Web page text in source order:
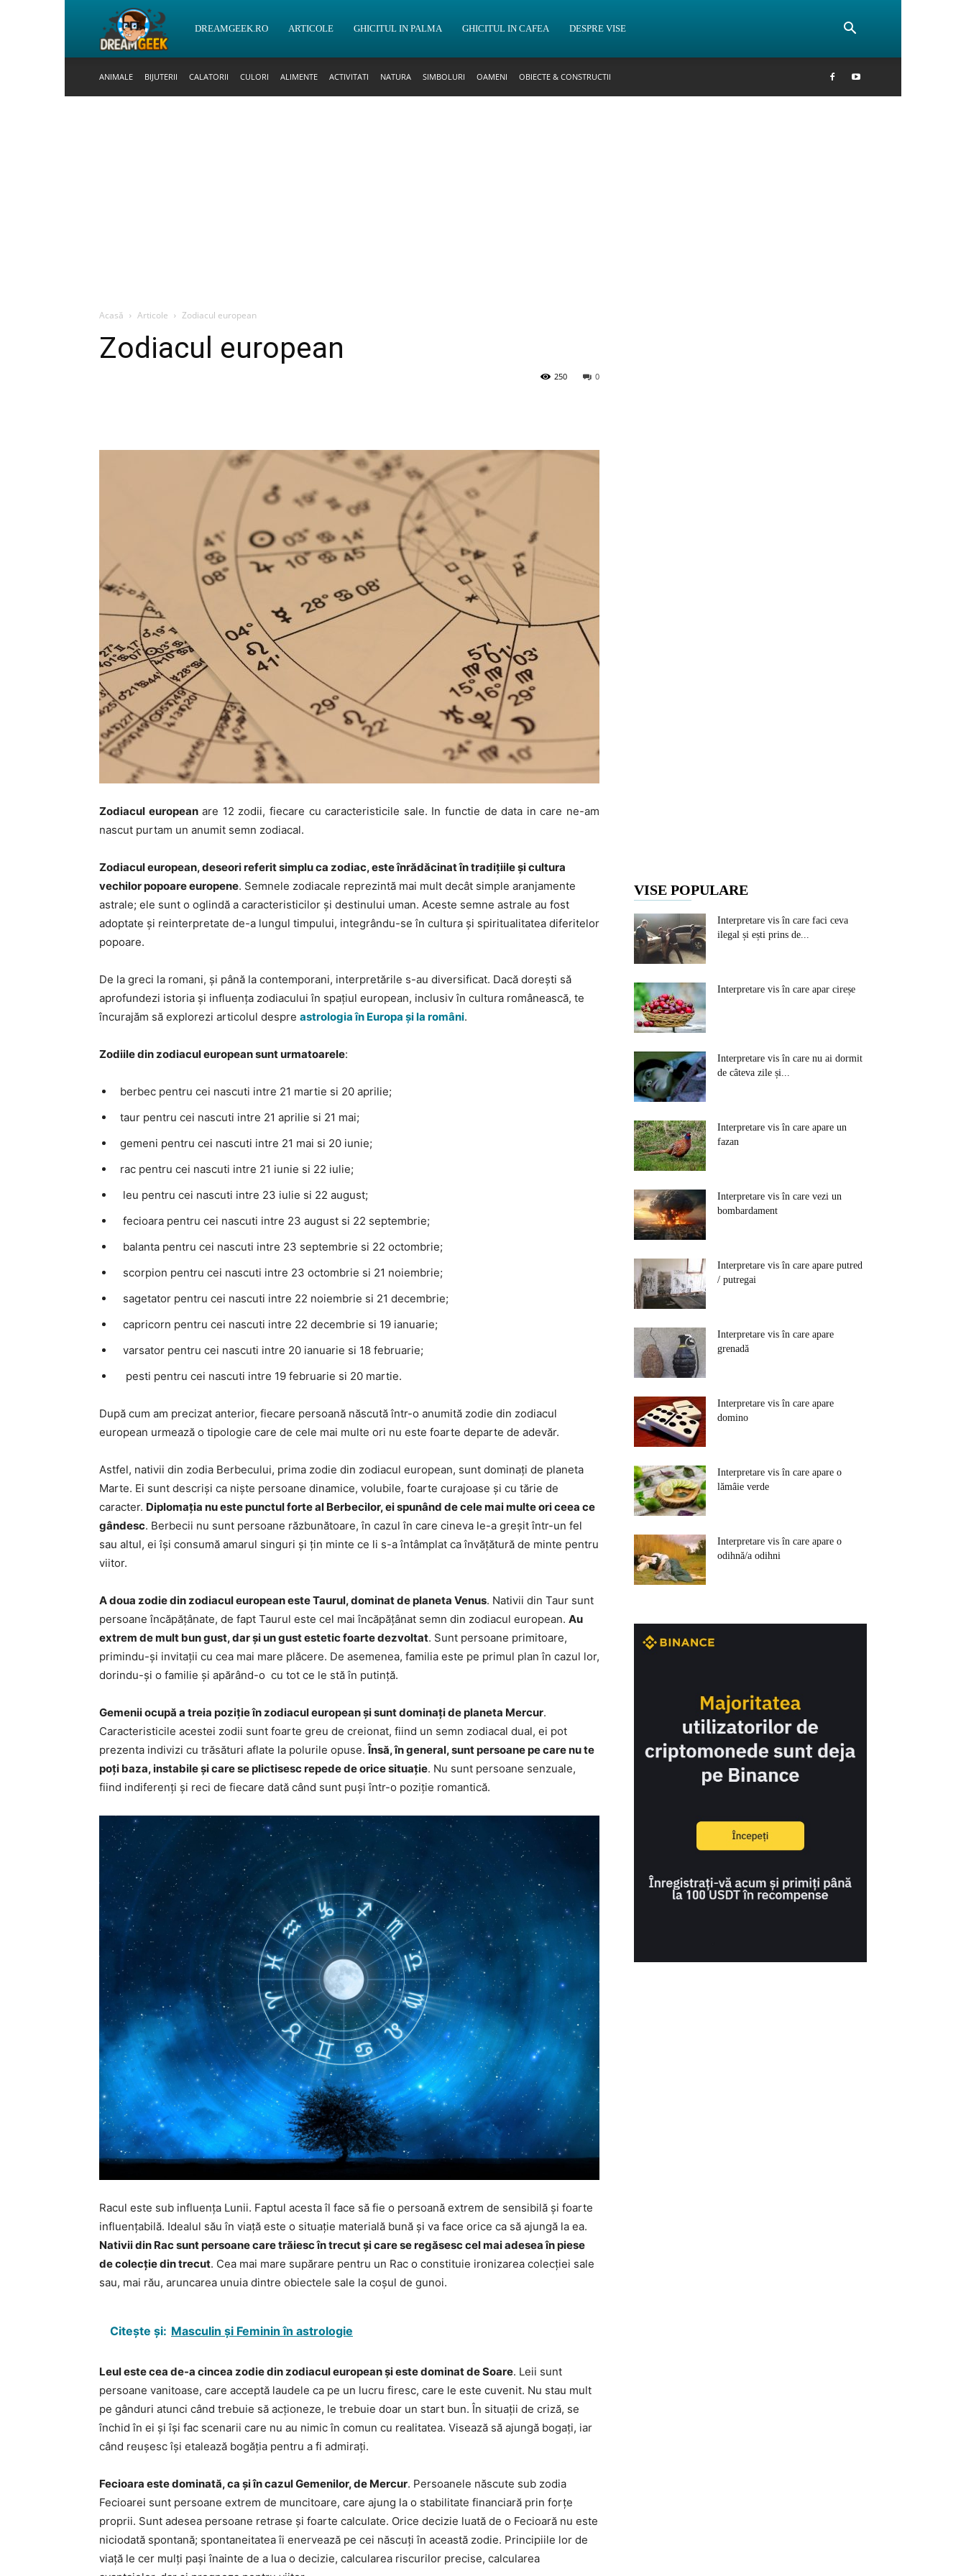
DreamGeek.ro
DREAMGEEK.RO ARTICOLE GHICITUL IN PALMA GHICITUL IN CAFEA DESPRE VISE
ANIMALE BIJUTERII CALATORII CULORI ALIMENTE ACTIVITATI NATURA SIMBOLURI OAMENI OBIECTE & CONSTRUCTII
Acasă Articole Zodiacul european
Zodiacul european
0
250
Zodiacul europeanare 12 zodii, fiecare cu caracteristicile sale. In functie de data in care ne-am
nascut purtam un anumit semn zodiacal.
Zodiacul european, deseori referit simplu ca zodiac, este înrădăcinat în tradițiile și cultura
vechilor popoare europene. Semnele zodiacale reprezintă mai mult decât simple aranjamente
astrale; ele sunt o oglindă a caracteristicilor și destinului uman. Aceste semne astrale au fost
adoptate și reinterpretate de-a lungul timpului, integrându-se în cultura și spiritualitatea diferitelor
popoare.
De la greci la romani, și până la contemporani, interpretările s-au diversificat. Dacă dorești să
aprofundezi istoria și influența zodiacului în spațiul european, inclusiv în cultura românească, te
încurajăm să explorezi articolul despre astrologia în Europa și la români.
Zodiile din zodiacul european sunt urmatoarele:
berbec pentru cei nascuti intre 21 martie si 20 aprilie;
taur pentru cei nascuti intre 21 aprilie si 21 mai;
gemeni pentru cei nascuti intre 21 mai si 20 iunie;
rac pentru cei nascuti intre 21 iunie si 22 iulie;
leu pentru cei nascuti intre 23 iulie si 22 august;
fecioara pentru cei nascuti intre 23 august si 22 septembrie;
balanta pentru cei nascuti intre 23 septembrie si 22 octombrie;
scorpion pentru cei nascuti intre 23 octombrie si 21 noiembrie;
sagetator pentru cei nascuti intre 22 noiembrie si 21 decembrie;
capricorn pentru cei nascuti intre 22 decembrie si 19 ianuarie;
varsator pentru cei nascuti intre 20 ianuarie si 18 februarie;
pesti pentru cei nascuti intre 19 februarie si 20 martie.
După cum am precizat anterior, fiecare persoană născută într-o anumită zodie din zodiacul
european urmează o tipologie care de cele mai multe ori nu este foarte departe de adevăr.
Astfel, nativii din zodia Berbecului, prima zodie din zodiacul european, sunt dominați de planeta
Marte. Ei sunt descriși ca niște persoane dinamice, volubile, foarte curajoase și cu tărie de
caracter. Diplomația nu este punctul forte al Berbecilor, ei spunând de cele mai multe ori ceea ce
gândesc. Berbecii nu sunt persoane răzbunătoare, în cazul în care cineva le-a greșit într-un fel
sau altul, ei își consumă amarul singuri și țin minte ce li s-a întâmplat ca învățătură de minte pentru
viitor.
A doua zodie din zodiacul european este Taurul, dominat de planeta Venus. Nativii din Taur sunt
persoane încăpățânate, de fapt Taurul este cel mai încăpățânat semn din zodiacul european. Au
extrem de mult bun gust, dar și un gust estetic foarte dezvoltat. Sunt persoane primitoare,
primindu-și invitații cu cea mai mare plăcere. De asemenea, familia este pe primul plan în cazul lor,
dorindu-și o familie și apărând-o cu tot ce le stă în putință.
Gemenii ocupă a treia poziție în zodiacul european și sunt dominați de planeta Mercur.
Caracteristicile acestei zodii sunt foarte greu de creionat, fiind un semn zodiacal dual, ei pot
prezenta indivizi cu trăsături aflate la polurile opuse.Însă, în general, sunt persoane pe care nu te
poți baza, instabile și care se plictisesc repede de orice situație. Nu sunt persoane senzuale,
fiind indiferenți și reci de fiecare dată când sunt puși într-o poziție romantică.
Racul este sub influența Lunii. Faptul acesta îl face să fie o persoană extrem de sensibilă și foarte
influențabilă. Idealul său în viață este o situație materială bună și va face orice ca să ajungă la ea.
Nativii din Rac sunt persoane care trăiesc în trecut și care se regăsesc cel mai adesea în piese
de colecție din trecut. Cea mai mare supărare pentru un Rac o constituie ironizarea colecției sale
sau, mai rău, aruncarea unuia dintre obiectele sale la coșul de gunoi.
Citește și: Masculin și Feminin în astrologie
Leul este cea de-a cincea zodie din zodiacul european și este dominat de Soare. Leii sunt
persoane vanitoase, care acceptă laudele ca pe un lucru firesc, care le este cuvenit. Nu stau mult
pe gânduri atunci când trebuie să acționeze, le trebuie doar un start bun. În situații de criză, se
închid în ei și își fac scenarii care nu au nimic în comun cu realitatea. Visează să ajungă bogați, iar
când reușesc își etalează bogăția pentru a fi admirați.
Fecioara este dominată, ca și în cazul Gemenilor, de Mercur. Persoanele născute sub zodia
Fecioarei sunt persoane extrem de muncitoare, care ajung la o stabilitate financiară prin forțe
proprii. Sunt adesea persoane retrase și foarte calculate. Orice decizie luată de o Fecioară nu este
niciodată spontană; spontaneitatea îi enervează pe cei născuți în această zodie. Principiile lor de
viață le cer mulți pași înainte de a lua o decizie, calcularea riscurilor precise, calcularea
VISE POPULARE
Interpretare vis în care faci ceva
ilegal și ești prins de...
Interpretare vis în care apar cireșe
Interpretare vis în care nu ai dormit
de câteva zile și...
Interpretare vis în care apare un
fazan
Interpretare vis în care vezi un
bombardament
Interpretare vis în care apare putred
/ putregai
Interpretare vis în care apare
grenadă
Interpretare vis în care apare
domino
Interpretare vis în care apare o
lămâie verde
Interpretare vis în care apare o
odihnă/a odihni